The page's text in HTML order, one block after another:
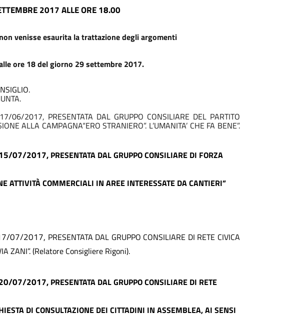
2017ALLE ORE18.00
venisse esaurita la trattazione degli argomenti
ore 18 del giorno 29 settembre 2017.
06/2017, PRESENTATA DAL GRUPPO CONSILIARE DEL PARTITO
ALLA CAMPAGNA“ERO STRANIERO”. L’UMANITA’ CHE FA BENE”.
15/07/2017, PRESENTATA DAL GRUPPO CONSILIARE DI FORZA
ATTIVITÀ COMMERCIALI IN AREE INTERESSATE DA CANTIERI”
07/2017, PRESENTATA DAL GRUPPO CONSILIARE DI RETE CIVICA
ZANI”. (Relatore Consigliere Rigoni).
20/07/2017, PRESENTATA DAL GRUPPO CONSILIARE DI RETE
DI CONSULTAZIONE DEI CITTADINI IN ASSEMBLEA, AI SENSI